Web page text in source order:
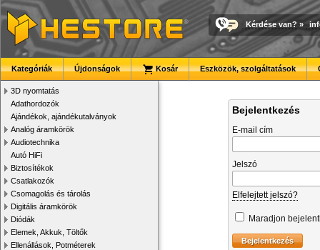
Kérdése van? »
Kategóriák Újdonságok Kosár Eszközök, szolgáltatások
3D nyomtatás
Adathordozók
Ajándékok, ajándékutalványok
Analóg áramkörök
Audiotechnika
Autó HiFi
Biztosítékok
Csatlakozók
Csomagolás és tárolás
Digitális áramkörök
Diódák
Elemek, Akkuk, Töltők
Ellenállások, Potméterek
Bejelentkezés
E-mail cím
Jelszó
Elfelejtett jelszó?
Maradjon